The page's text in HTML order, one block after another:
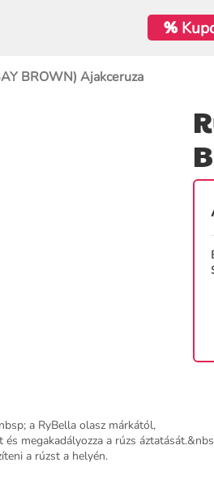
%
BROWN) Ajakceruza
a RyBella olasz márkától,
megakadályozza a rúzs
a rúzst a helyén.